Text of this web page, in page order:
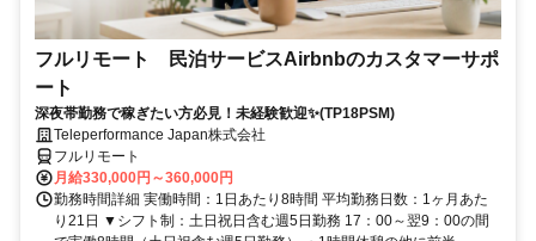
フルリモート 民泊サービスAirbnbのカスタマーサポ
ート
深夜帯勤務で稼ぎたい方必見！未経験歓迎✨(TP18PSM)
Teleperformance Japan株式会社
フルリモート
月給330,000円～360,000円
勤務時間詳細 実働時間：1日あたり8時間 平均勤務日数：1ヶ月あた
り21日 ▼シフト制：土日祝日含む週5日勤務 17：00～翌9：00の間